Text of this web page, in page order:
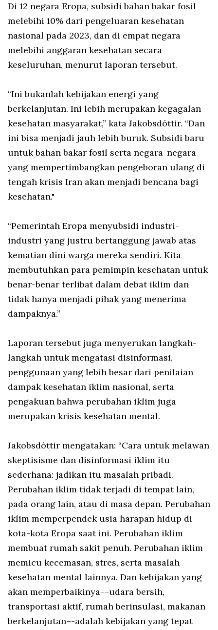
Di 12 negara Eropa, subsidi bahan bakar fosil
melebihi 10% dari pengeluaran kesehatan
nasional pada 2023, dan di empat negara
melebihi anggaran kesehatan secara
keseluruhan, menurut laporan tersebut.
“Ini bukanlah kebijakan energi yang
berkelanjutan. Ini lebih merupakan kegagalan
kesehatan masyarakat,” kata Jakobsdóttir. “Dan
ini bisa menjadi jauh lebih buruk. Subsidi baru
untuk bahan bakar fosil serta negara-negara
yang mempertimbangkan pengeboran ulang di
tengah krisis Iran akan menjadi bencana bagi
kesehatan."
“Pemerintah Eropa menyubsidi industri-
industri yang justru bertanggung jawab atas
kematian dini warga mereka sendiri. Kita
membutuhkan para pemimpin kesehatan untuk
benar-benar terlibat dalam debat iklim dan
tidak hanya menjadi pihak yang menerima
dampaknya.”
Laporan tersebut juga menyerukan langkah-
langkah untuk mengatasi disinformasi,
penggunaan yang lebih besar dari penilaian
dampak kesehatan iklim nasional, serta
pengakuan bahwa perubahan iklim juga
merupakan krisis kesehatan mental.
Jakobsdóttir mengatakan: “Cara untuk melawan
skeptisisme dan disinformasi iklim itu
sederhana: jadikan itu masalah pribadi.
Perubahan iklim tidak terjadi di tempat lain,
pada orang lain, atau di masa depan. Perubahan
iklim memperpendek usia harapan hidup di
kota-kota Eropa saat ini. Perubahan iklim
membuat rumah sakit penuh. Perubahan iklim
memicu kecemasan, stres, serta masalah
kesehatan mental lainnya. Dan kebijakan yang
akan memperbaikinya-–udara bersih,
transportasi aktif, rumah berinsulasi, makanan
berkelanjutan–-adalah kebijakan yang tepat